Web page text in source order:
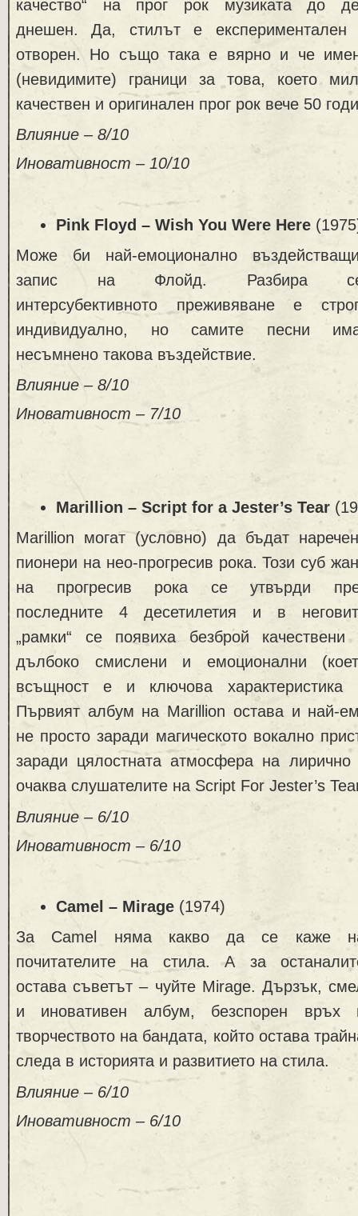
качество“ на прог рок музиката до
днешен. Да, стилът е експериментален
отворен. Но също така е вярно и че
(невидимите) граници за това, което
качествен и оригинален прог рок вече 50
Влияние – 8/10
Иновативност – 10/10
Pink Floyd – Wish You Were Here
Може би най-емоционално
запис на Флойд. Разбира
интерсубективното преживяване е
индивидуално, но самите песни
несъмнено такова въздействие.
Влияние – 8/10
Иновативност – 7/10
Marillion – Script for a Jester’s Tear
Marillion могат (условно) да бъдат
пионери на нео-прогресив рока. Този суб
на прогресив рока се утвърди
последните 4 десетилетия и в
„рамки“ се появиха безброй качествени
дълбоко смислени и емоционални
всъщност е и ключова
Първият албум на Marillion остава и най-
не просто заради магическото вокално
заради цялостната атмосфера на лирично
очаква слушателите на Script For Jester’s
Влияние – 6/10
Иновативност – 6/10
Camel – Mirage (1974)
За Camel няма какво да се каже
почитателите на стила. А за
остава съветът – чуйте Mirage. Дързък,
и иновативен албум, безспорен връх
творчеството на бандата, който остава
следа в историята и развитието на стила.
Влияние – 6/10
Иновативност – 6/10